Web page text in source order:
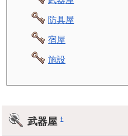
防具屋
宿屋
施設
武器屋†